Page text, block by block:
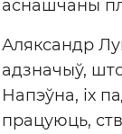
аснашчаны
Аляксандр
адзначыў,
Напэўна, іх
працуюць,